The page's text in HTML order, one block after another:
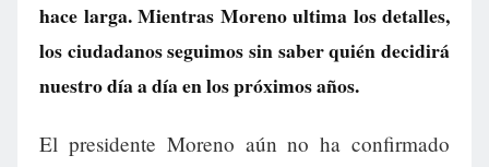
hace larga. Mientras Moreno ultima los detalles,
los ciudadanos seguimos sin saber quién decidirá
nuestro día a día en los próximos años.
El presidente Moreno aún no ha confirmado